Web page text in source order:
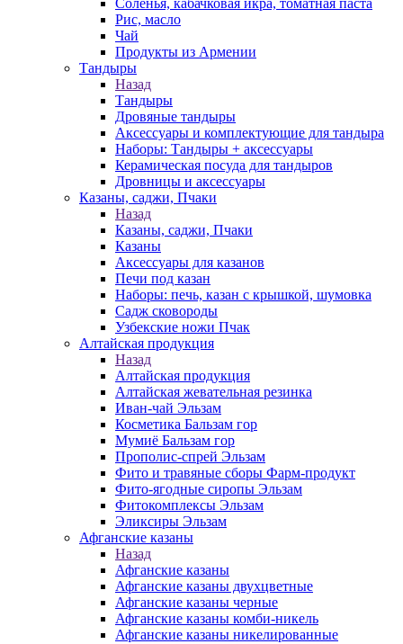
Соленья, кабачковая икра, томатная паста
Рис, масло
Чай
Продукты из Армении
Тандыры
Назад
Тандыры
Дровяные тандыры
Аксессуары и комплектующие для тандыра
Наборы: Тандыры + аксессуары
Керамическая посуда для тандыров
Дровницы и аксессуары
Казаны, саджи, Пчаки
Назад
Казаны, саджи, Пчаки
Казаны
Аксессуары для казанов
Печи под казан
Наборы: печь, казан с крышкой, шумовка
Садж сковороды
Узбекские ножи Пчак
Алтайская продукция
Назад
Алтайская продукция
Алтайская жевательная резинка
Иван-чай Эльзам
Косметика Бальзам гор
Мумиё Бальзам гор
Прополис-спрей Эльзам
Фито и травяные сборы Фарм-продукт
Фито-ягодные сиропы Эльзам
Фитокомплексы Эльзам
Эликсиры Эльзам
Афганские казаны
Назад
Афганские казаны
Афганские казаны двухцветные
Афганские казаны черные
Афганские казаны комби-никель
Афганские казаны никелированные